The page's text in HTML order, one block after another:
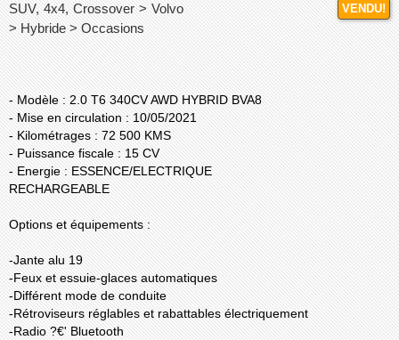
VENDU!
SUV, 4x4, Crossover > Volvo
> Hybride > Occasions
- Modèle : 2.0 T6 340CV AWD HYBRID BVA8
- Mise en circulation : 10/05/2021
- Kilométrages : 72 500 KMS
- Puissance fiscale : 15 CV
- Energie : ESSENCE/ELECTRIQUE
RECHARGEABLE
Options et équipements :
-Jante alu 19
-Feux et essuie-glaces automatiques
-Différent mode de conduite
-Rétroviseurs réglables et rabattables électriquement
-Radio ?€' Bluetooth